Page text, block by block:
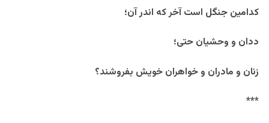
کدامین جنگل است آخر که اندر آن؛
ددان و وحشیان حتی؛
زنان و مادران و خواهران خویش بفروشند؟
***